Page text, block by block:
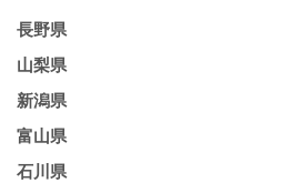
長野県
山梨県
新潟県
富山県
石川県